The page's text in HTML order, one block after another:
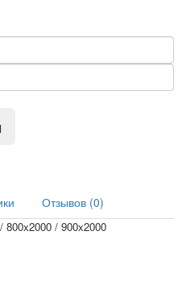
Отзывов (0)
800x2000 / 900x2000